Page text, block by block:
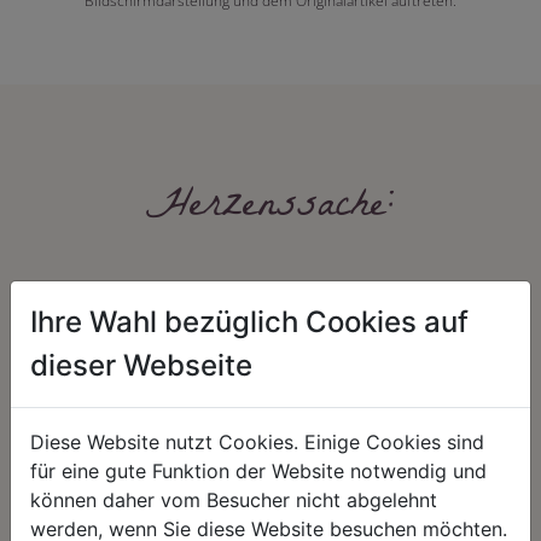
Herzenssache:
HARMONIE
Unser Sortiment steht für ein
positives Lebensgefühl. Wir
schenken natürliche, stilvolle
FAIRNESS
Nicht immer ist der günstigste Preis
auch ein guter Preis. Wir handeln
fair – im Hinblick auf unsere
Ihre Wahl bezüglich Cookies auf
dieser Webseite
Diese Website nutzt Cookies. Einige Cookies sind
für eine gute Funktion der Website notwendig und
können daher vom Besucher nicht abgelehnt
werden, wenn Sie diese Website besuchen möchten.